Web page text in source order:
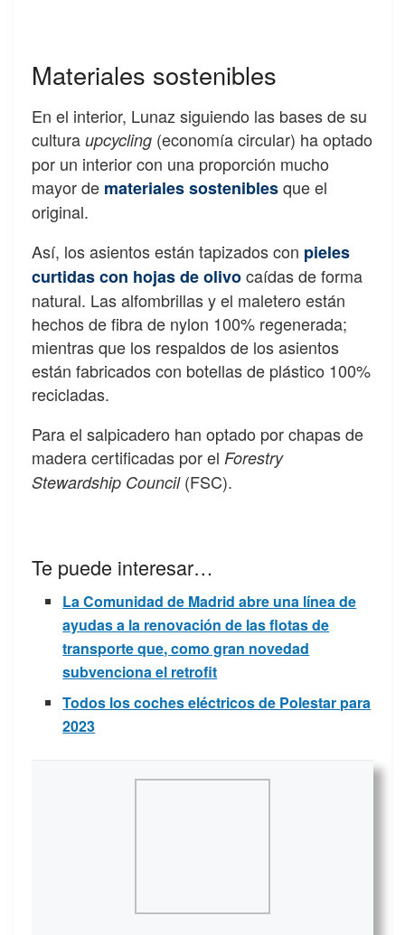
Materiales sostenibles
En el interior, Lunaz siguiendo las bases de su
cultura upcycling (economía circular) ha optado
por un interior con una proporción mucho
mayor de materiales sosteniblesque el
original.
Así, los asientos están tapizados con pieles
curtidas con hojas de olivocaídas de forma
natural. Las alfombrillas y el maletero están
hechos de fibra de nylon 100% regenerada;
mientras que los respaldos de los asientos
están fabricados con botellas de plástico 100%
recicladas.
Para el salpicadero han optado por chapas de
madera certificadas por el Forestry
Stewardship Council(FSC).
Te puede interesar…
La Comunidad de Madrid abre una línea de
ayudas a la renovación de las flotas de
transporte que, como gran novedad
subvenciona el retrofit
Todos los coches eléctricos de Polestar para
2023